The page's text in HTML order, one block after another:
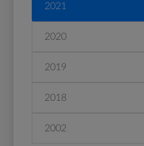
2021
2020
2019
2018
2002